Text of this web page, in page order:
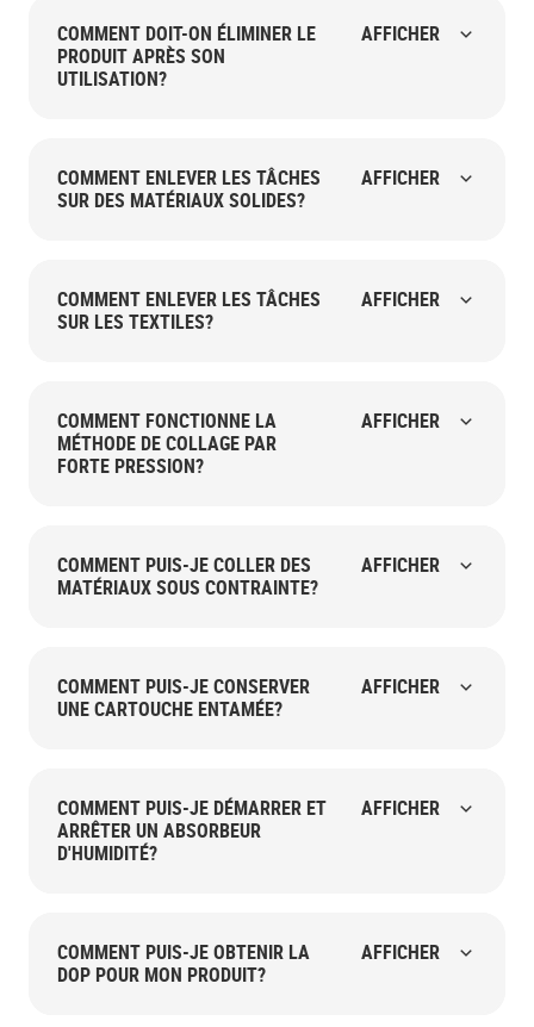
COMMENT DOIT-ON ÉLIMINER LE
PRODUIT APRÈS SON
UTILISATION?
AFFICHER
COMMENT ENLEVER LES TÂCHES
SUR DES MATÉRIAUX SOLIDES?
AFFICHER
COMMENT ENLEVER LES TÂCHES
SUR LES TEXTILES?
AFFICHER
COMMENT FONCTIONNE LA
MÉTHODE DE COLLAGE PAR
FORTE PRESSION?
AFFICHER
COMMENT PUIS-JE COLLER DES
MATÉRIAUX SOUS CONTRAINTE?
AFFICHER
COMMENT PUIS-JE CONSERVER
UNE CARTOUCHE ENTAMÉE?
AFFICHER
COMMENT PUIS-JE DÉMARRER ET
ARRÊTER UN ABSORBEUR
D'HUMIDITÉ?
AFFICHER
COMMENT PUIS-JE OBTENIR LA
DOP POUR MON PRODUIT?
AFFICHER